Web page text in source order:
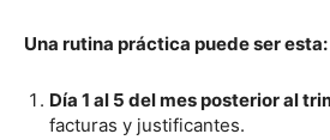
Una rutina práctica puede ser esta:
Día 1 al 5 del mes posterior al
facturas y justificantes.